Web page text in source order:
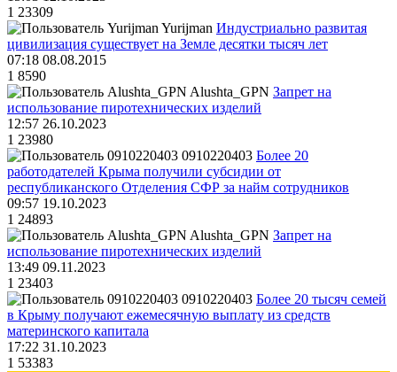
1 23309
Yurijman Индустриально развитая
цивилизация существует на Земле десятки тысяч лет
07:18 08.08.2015
1 8590
Alushta_GPN Запрет на
использование пиротехнических изделий
12:57 26.10.2023
1 23980
0910220403 Более 20
работодателей Крыма получили субсидии от
республиканского Отделения СФР за найм сотрудников
09:57 19.10.2023
1 24893
Alushta_GPN Запрет на
использование пиротехнических изделий
13:49 09.11.2023
1 23403
0910220403 Более 20 тысяч семей
в Крыму получают ежемесячную выплату из средств
материнского капитала
17:22 31.10.2023
1 53383